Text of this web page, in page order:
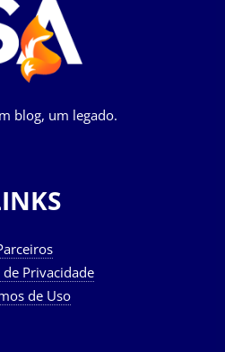
blog, um legado.
Privacidade
de Uso